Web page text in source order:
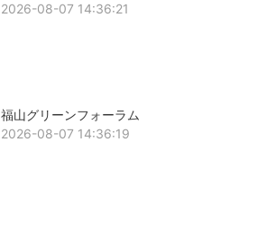
2026-08-07 14:36:21
福山グリーンフォーラム
2026-08-07 14:36:19